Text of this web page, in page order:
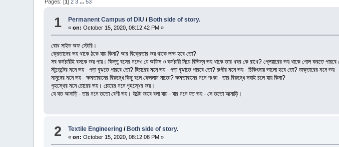
Pages: [1]2 3 ...53
1 Permanent Campus of DIU / Both side of story.
«on: October 15, 2020, 08:12:42 PM »
বোথ সাইড অফ স্টোরি।
ক্রেতাদের ভয় থাকে ঠকে যায় কিনা? আর বিক্রেতার ভয় থাকে লাভ হবে তো?
সব কর্মচারীই বসকে ভয় পায়। কিন্তু বসের মনেও যে অফিস ও কর্মচারী নিয়ে বিভিন্ন ভয় থাকে তার খবর কে রাখে? প্লেয়ারের ভয় থাকে গোল করতে
স্টুডেন্টের মনে ভয় - পড়া বুঝতে পারবে তো? টিচারের মনে ভয় - পড়া বুঝাতে পারবে তো? রুগীর মনে ভয় - চিকিৎসায় ভালো হবে তো? ডাক্তারের মনে ভয়
মানুষের মনে ভয় - ক্ষমতাবানের বিরুদ্ধে কিছু বলে ফেললাম নাতো? ক্ষমতাবানের মনে শংকা - তার বিরুদ্ধে সবাই চলে যায় কিনা?
গৃহস্থের মনে চোরের ভয়। চোরের মনে গৃহস্থের ভয়।
যে যত আনাড়ি - তার মনে ততো বেশী ভয়। উল্টো ভাবে বলা যায় - যার মনে যত ভয় - সে ততো আনাড়ি।
2 Textile Engineering /Both side of story.
«on: October 15, 2020, 08:12:08 PM »